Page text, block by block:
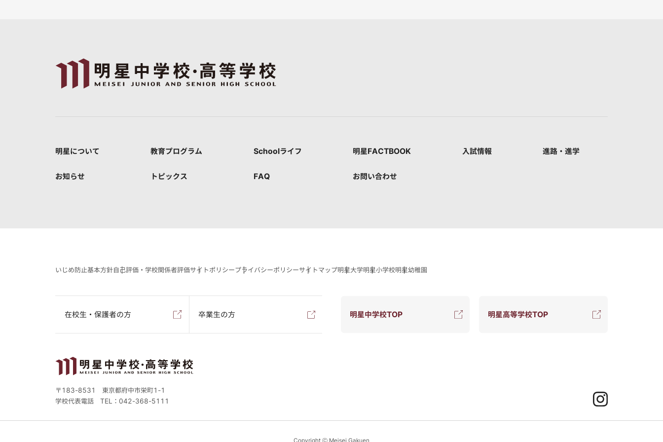
明星について 教育プログラム Schoolライフ 明星FACTBOOK 入試情報 進路・進学
お知らせ トピックス FAQ お問い合わせ
いじめ防止基本方針自己評価・学校関係者評価サイトポリシープライバシーポリシーサイトマップ明星大学明星小学校明星幼稚園
在校生・保護者の方 卒業生の方 明星中学校TOP 明星高等学校TOP
〒183-8531 東京都府中市栄町1-1
学校代表電話TEL：042-368-5111
Instagram
Copyright Ⓒ Meisei Gakuen